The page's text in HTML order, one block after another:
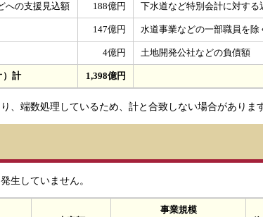
への支援見込額 188億円 下水道など特別会計に対する
147億円 水道事業などの一部職員を除
4億円 土地開発公社などの負債額
）計 1,398億円
、端数処理しているため、計と合致しない場合があります
生していません。
事業規模